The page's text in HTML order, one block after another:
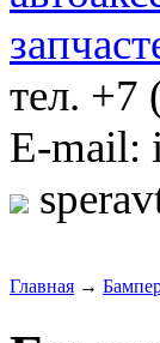
тел. +7
E-mail:
Главная →